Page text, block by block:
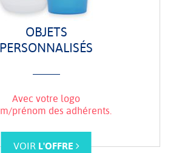
OBJETS
PERSONNALISÉS
Avec votre logo
prénom des adhérents.
VOIRL'OFFRE